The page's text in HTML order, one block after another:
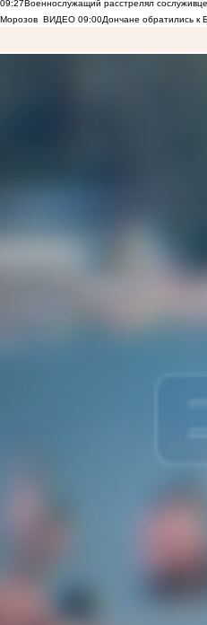
09:27Военнослужащий расстрелял
Морозов ВИДЕО 09:00Дончане обратились к